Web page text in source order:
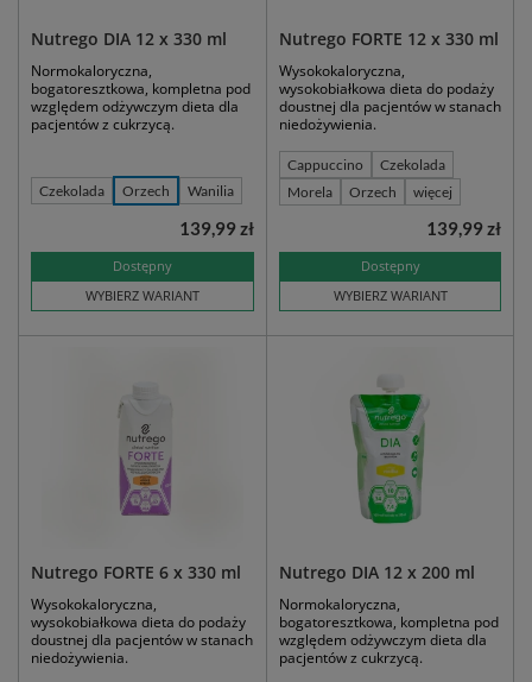
Nutrego DIA 12 x 330 ml
Normokaloryczna,
bogatoresztkowa, kompletna pod
względem odżywczym dieta dla
pacjentów z cukrzycą.
Czekolada Orzech Wanilia
Dostępny
WYBIERZ WARIANT
139,99 zł
Nutrego FORTE 12 x 330 ml
Wysokokaloryczna,
wysokobiałkowa dieta do podaży
doustnej dla pacjentów w stanach
niedożywienia.
Cappuccino
Czekolada
Morela
Orzech więcej
Dostępny
WYBIERZ WARIANT
139,99 zł
Nutrego FORTE 6 x 330 ml
Wysokokaloryczna,
wysokobiałkowa dieta do podaży
doustnej dla pacjentów w stanach
niedożywienia.
Nutrego DIA 12 x 200 ml
Normokaloryczna,
bogatoresztkowa, kompletna pod
względem odżywczym dieta dla
pacjentów z cukrzycą.